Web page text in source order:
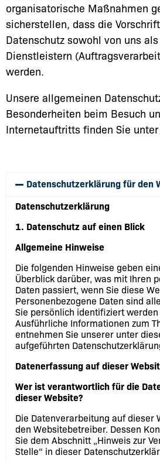
organisatorische Maßnahmen
sicherstellen, dass die
Datenschutz sowohl von uns
Dienstleistern
werden.
Unsere allgemeinen
Besonderheiten beim Besuch
Internetauftritts finden Sie
Datenschutzerklärung für den
Datenschutz­erklärung
1. Datenschutz auf einen Blick
Allgemeine Hinweise
Die folgenden Hinweise geben
Überblick darüber, was mit Ihren
Daten passiert, wenn Sie diese
Personenbezogene Daten sind
Sie persönlich identifiziert werden
Ausführliche Informationen zum
entnehmen Sie unserer unter
aufgeführten
Datenerfassung auf dieser
Wer ist verantwortlich für die
dieser Website?
Die Datenverarbeitung auf dieser
den Websitebetreiber. Dessen
Sie dem Abschnitt „Hinweis zur
Stelle“ in dieser